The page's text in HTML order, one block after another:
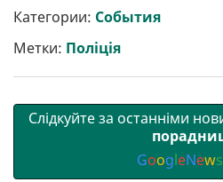
р
и
и
b
o
k
t
e
r
l
Категории: События
Метки: Поліція
Слідкуйте за останніми
GoogleNews